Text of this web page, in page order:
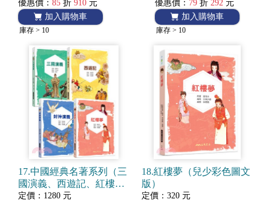
優惠價： 85 折 910 元
加入購物車
庫存 > 10
優惠價： 79 折 292 元
加入購物車
庫存 > 10
17.中國經典名著系列（三
國演義、西遊記、紅樓
夢、封神演義）
定價：1280 元
18.紅樓夢（兒少彩色圖文
版）
定價：320 元